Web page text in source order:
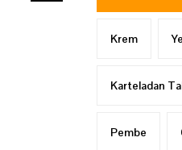
Krem
Karteladan
Pembe